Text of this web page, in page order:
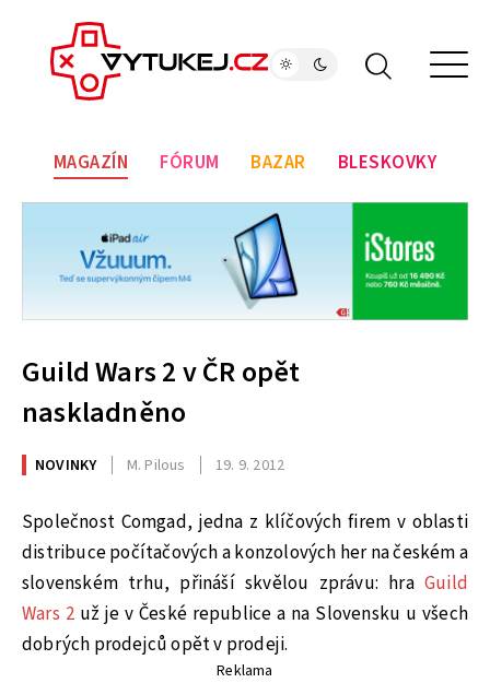
MAGAZÍN FÓRUM BAZAR BLESKOVKY
Guild Wars 2 v ČR opět
naskladněno
NOVINKY M. Pilous 19. 9. 2012
Společnost Comgad, jedna z klíčových firem v oblasti
distribuce počítačových a konzolových her na českém a
slovenském trhu, přináší skvělou zprávu: hra Guild
Wars 2už je v České republice a na Slovensku u všech
dobrých prodejců opět v prodeji.
Reklama